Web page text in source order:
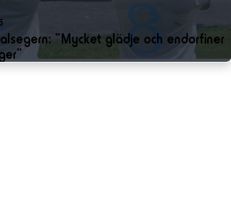
”Mycket glädje och endorfiner